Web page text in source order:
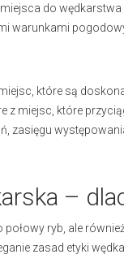
do
warunkami
które są
z miejsc, które
zasięgu
–
ryb, ale
zasad etyki